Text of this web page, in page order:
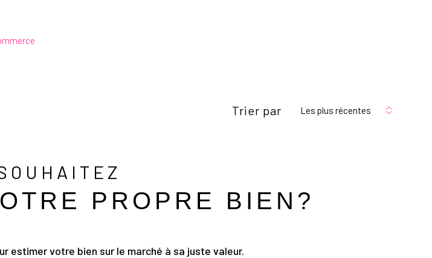
Trier par Les plus récentes
PROPRE BIEN?
estimer votre bien sur le marché à sa juste valeur.